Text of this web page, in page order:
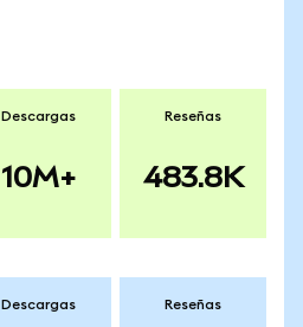
Descargas
10M+
Reseñas
483.8K
Descargas Reseñas